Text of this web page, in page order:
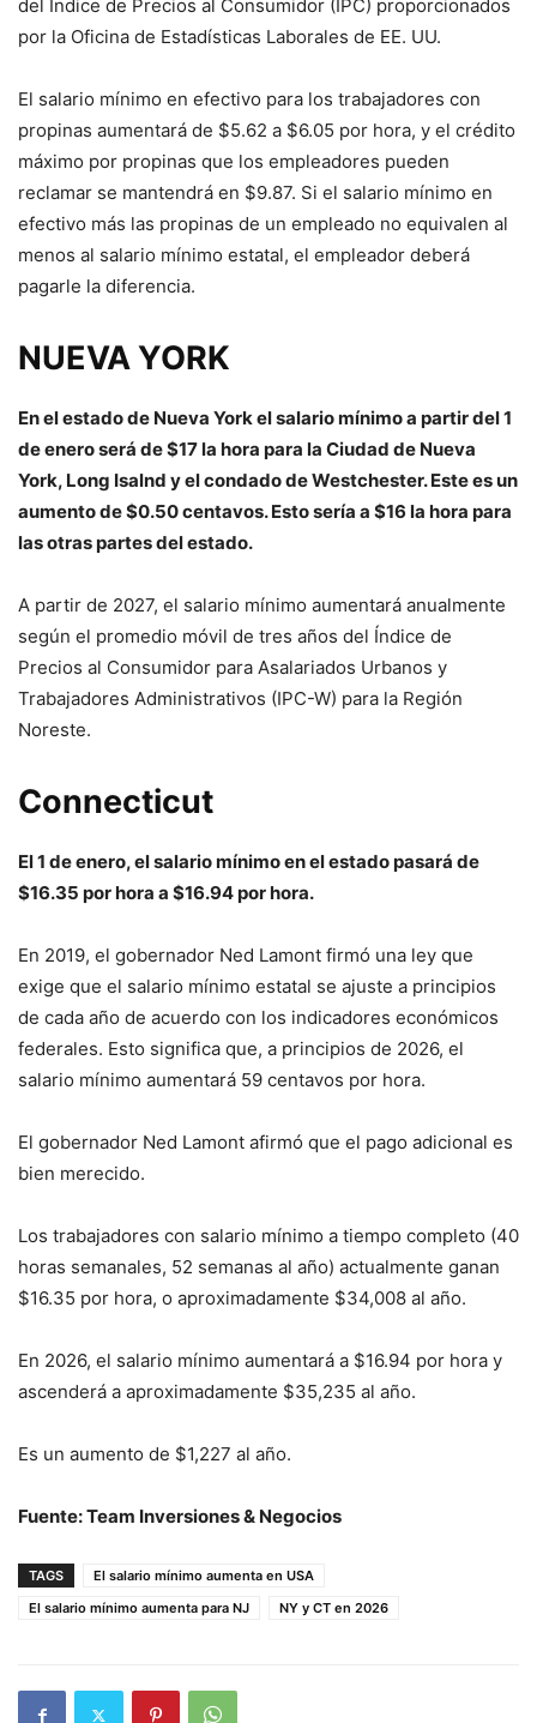
del Índice de Precios al Consumidor (IPC) proporcionados
por la Oficina de Estadísticas Laborales de EE. UU.
El salario mínimo en efectivo para los trabajadores con
propinas aumentará de $5.62 a $6.05 por hora, y el crédito
máximo por propinas que los empleadores pueden
reclamar se mantendrá en $9.87. Si el salario mínimo en
efectivo más las propinas de un empleado no equivalen al
menos al salario mínimo estatal, el empleador deberá
pagarle la diferencia.
NUEVA YORK
En el estado de Nueva York el salario mínimo a partir del 1
de enero será de $17 la hora para la Ciudad de Nueva
York, Long Isalnd y el condado de Westchester. Este es un
aumento de $0.50 centavos. Esto sería a $16 la hora para
las otras partes del estado.
A partir de 2027, el salario mínimo aumentará anualmente
según el promedio móvil de tres años del Índice de
Precios al Consumidor para Asalariados Urbanos y
Trabajadores Administrativos (IPC-W) para la Región
Noreste.
Connecticut
El 1 de enero, el salario mínimo en el estado pasará de
$16.35 por hora a $16.94 por hora.
En 2019, el gobernador Ned Lamont firmó una ley que
exige que el salario mínimo estatal se ajuste a principios
de cada año de acuerdo con los indicadores económicos
federales. Esto significa que, a principios de 2026, el
salario mínimo aumentará 59 centavos por hora.
El gobernador Ned Lamont afirmó que el pago adicional es
bien merecido.
Los trabajadores con salario mínimo a tiempo completo (40
horas semanales, 52 semanas al año) actualmente ganan
$16.35 por hora, o aproximadamente $34,008 al año.
En 2026, el salario mínimo aumentará a $16.94 por hora y
ascenderá a aproximadamente $35,235 al año.
Es un aumento de $1,227 al año.
Fuente: Team Inversiones & Negocios
TAGS
El salario mínimo aumenta en USA
El salario mínimo aumenta para NJ
NY y CT en 2026